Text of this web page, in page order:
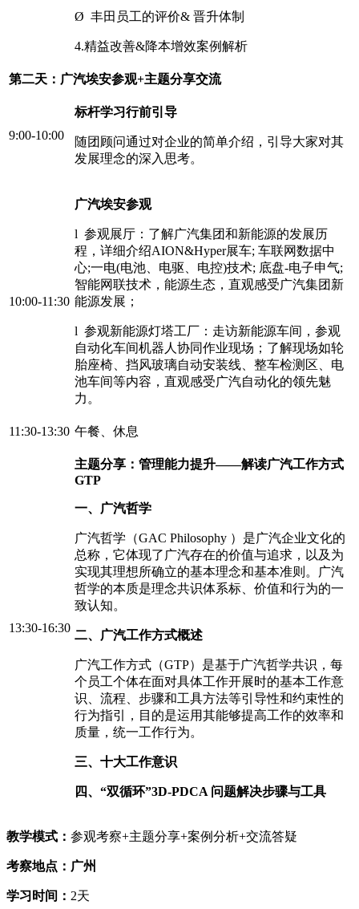
Ø 丰田员工的评价& 晋升体制
4.精益改善&降本增效案例解析
第二天：广汽埃安参观+主题分享交流
9:00-10:00
标杆学习行前引导
随团顾问通过对企业的简单介绍，引导大家对其
发展理念的深入思考。
10:00-11:30
广汽埃安参观
l 参观展厅：了解广汽集团和新能源的发展历
程，详细介绍AION&Hyper展车; 车联网数据中
心;一电(电池、电驱、电控)技术; 底盘-电子申气;
智能网联技术，能源生态，直观感受广汽集团新
能源发展；
l 参观新能源灯塔工厂：走访新能源车间，参观
自动化车间机器人协同作业现场；了解现场如轮
胎座椅、挡风玻璃自动安装线、整车检测区、电
池车间等内容，直观感受广汽自动化的领先魅
力。
11:30-13:30 午餐、休息
13:30-16:30
主题分享：管理能力提升——解读广汽工作方式
GTP
一、广汽哲学
广汽哲学（GAC Philosophy ）是广汽企业文化的
总称，它体现了广汽存在的价值与追求，以及为
实现其理想所确立的基本理念和基本准则。广汽
哲学的本质是理念共识体系标、价值和行为的一
致认知。
二、广汽工作方式概述
广汽工作方式（GTP）是基于广汽哲学共识，每
个员工个体在面对具体工作开展时的基本工作意
识、流程、步骤和工具方法等引导性和约束性的
行为指引，目的是运用其能够提高工作的效率和
质量，统一工作行为。
三、十大工作意识
四、“双循环”3D-PDCA 问题解决步骤与工具
教学模式： 参观考察+主题分享+案例分析+交流答疑
考察地点：广州
学习时间： 2天